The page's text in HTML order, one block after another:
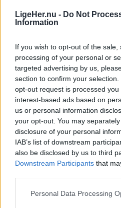
LigeHer.nu - Do Not
Information
If you wish to opt-out of the
processing of your personal or
targeted advertising by us,
section to confirm your
opt-out request is processed
interest-based ads based on
us or personal information
your opt-out. You may
disclosure of your personal
IAB’s list of downstream
also be disclosed by us to third
Downstream Participants that
Personal Data Processing
Livet her
Politikere lader